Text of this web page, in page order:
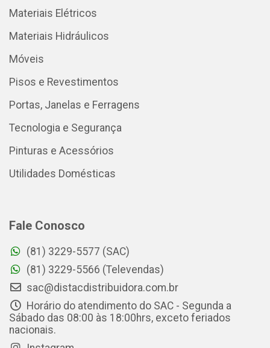
Materiais Elétricos
Materiais Hidráulicos
Móveis
Pisos e Revestimentos
Portas, Janelas e Ferragens
Tecnologia e Segurança
Pinturas e Acessórios
Utilidades Domésticas
Fale Conosco
(81) 3229-5577 (SAC)
(81) 3229-5566 (Televendas)
sac@distacdistribuidora.com.br
Horário do atendimento do SAC - Segunda a
Sábado das 08:00 às 18:00hrs, exceto feriados
nacionais.